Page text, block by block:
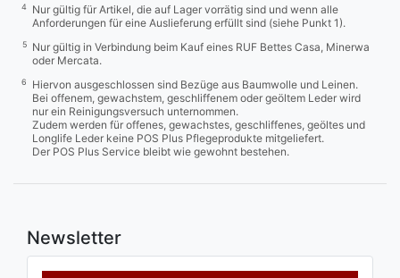
4
Nur gültig für Artikel, die auf Lager vorrätig sind und wenn alle
Anforderungen für eine Auslieferung erfüllt sind (siehe Punkt 1).
5
Nur gültig in Verbindung beim Kauf eines RUF Bettes Casa, Minerwa
oder Mercata.
6
Hiervon ausgeschlossen sind Bezüge aus Baumwolle und Leinen.
Bei offenem, gewachstem, geschliffenem oder geöltem Leder wird
nur ein Reinigungsversuch unternommen.
Zudem werden für offenes, gewachstes, geschliffenes, geöltes und
Longlife Leder keine POS Plus Pflegeprodukte mitgeliefert.
Der POS Plus Service bleibt wie gewohnt bestehen.
Newsletter